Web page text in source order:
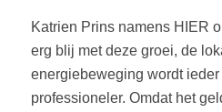
Katrien Prins namens HIER
erg blij met deze groei, de
energiebeweging wordt ieder
professioneler. Omdat het